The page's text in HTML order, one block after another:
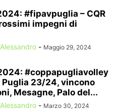
#fipavpuglia – CQR
impegni di
- Maggio 29, 2024
#coppapugliavolley
Puglia 23/24, vincono
Mesagne, Palo del...
- Marzo 30, 2024